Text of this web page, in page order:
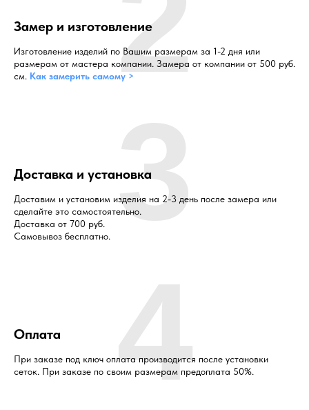
Замер и изготовление
Изготовление изделий по Вашим размерам за 1-2 дня или
размерам от мастера компании. Замера от компании от 500 руб.
см. Как замерить самому >
Доставка и установка
Доставим и установим изделия на 2-3 день после замера или
сделайте это самостоятельно.
Доставка от 700 руб.
Самовывоз бесплатно. 3
Оплата
При заказе под ключ оплата производится после установки
сеток. При заказе по своим размерам предоплата 50%.
4